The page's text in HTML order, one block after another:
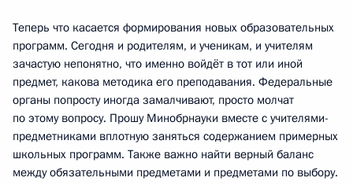
Теперь что касается формирования новых образовательных
программ. Сегодня и родителям, и ученикам, и учителям
зачастую непонятно, что именно войдёт в тот или иной
предмет, какова методика его преподавания. Федеральные
органы попросту иногда замалчивают, просто молчат
по этому вопросу. Прошу Минобрнауки вместе с учителями-
предметниками вплотную заняться содержанием примерных
школьных программ. Также важно найти верный баланс
между обязательными предметами и предметами по выбору.